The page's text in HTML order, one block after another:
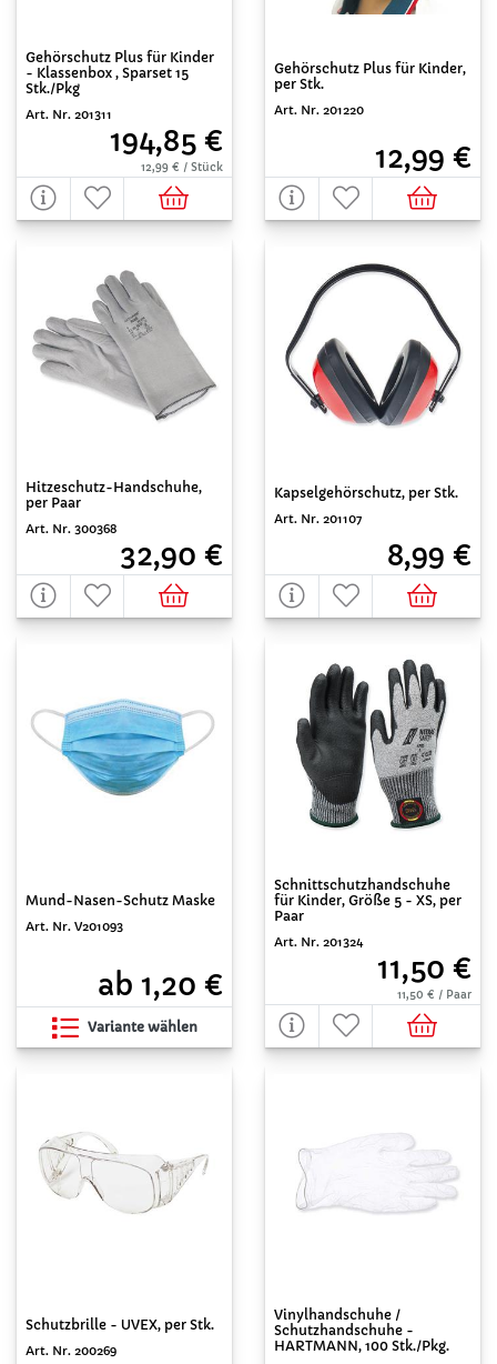
Gehörschutz Plus für Kinder
- Klassenbox , Sparset 15
Stk./Pkg
Art. Nr. 201311
194,85 €
12,99 € / Stück
Gehörschutz Plus für Kinder,
per Stk.
Art. Nr. 201220
12,99 €
Hitzeschutz-Handschuhe,
per Paar
Art. Nr. 300368
32,90 €
Kapselgehörschutz, per Stk.
Art. Nr. 201107
8,99 €
Mund-Nasen-Schutz Maske
Art. Nr. V201093
ab 1,20 €
Variante wählen
Schnittschutzhandschuhe
für Kinder, Größe 5 - XS, per
Paar
Art. Nr. 201324
11,50 €
11,50 € / Paar
Schutzbrille - UVEX, per Stk.
Art. Nr. 200269
Vinylhandschuhe /
Schutzhandschuhe -
HARTMANN, 100 Stk./Pkg.